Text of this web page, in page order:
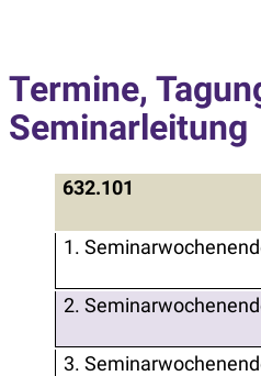
Termine,
Seminarleitung
632.101
1.
2.
3.